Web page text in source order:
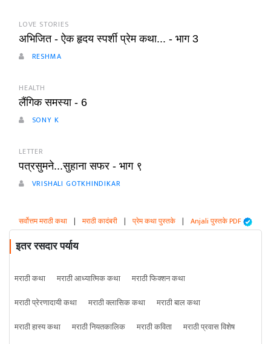
LOVE STORIES
अभिजित - ऐक हृदय स्पर्शी प्रेम कथा... - भाग 3
RESHMA
HEALTH
लैंगिक समस्या - 6
SONY K
LETTER
पत्रसुमने...सुहाना सफर - भाग ९
VRISHALI GOTKHINDIKAR
सर्वोत्तम मराठी कथा | मराठी कादंबरी | प्रेम कथा पुस्तके | Anjali पुस्तके PDF
इतर रसदार पर्याय
मराठी कथा मराठी आध्यात्मिक कथा
मराठी फिक्शन कथा
मराठी प्रेरणादायी कथा
मराठी क्लासिक कथा
मराठी बाल कथा
मराठी हास्य कथा
मराठी नियतकालिक मराठी कविता
मराठी प्रवास विशेष